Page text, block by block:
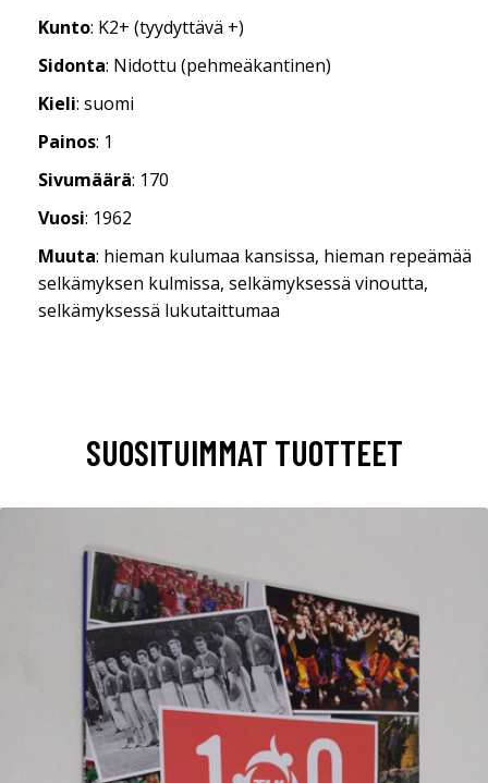
Kunto: K2+ (tyydyttävä +)
Sidonta: Nidottu (pehmeäkantinen)
Kieli: suomi
Painos: 1
Sivumäärä: 170
Vuosi: 1962
Muuta: hieman kulumaa kansissa, hieman repeämää
selkämyksen kulmissa, selkämyksessä vinoutta,
selkämyksessä lukutaittumaa
SUOSITUIMMAT TUOTTEET